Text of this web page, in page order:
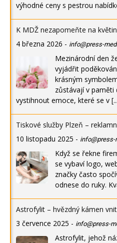
výhodné ceny s pestrou
K MDŽ nezapomeňte na
4 března 2026 - info@press-
Mezinárodní den
vyjádřit
krásným
zůstávají v paměti
vystihnout emoce, které se v
Tiskové služby Plzeň –
10 listopadu 2025 - info@press-
Když se řekne
se vybaví logo,
značky často
odnese do ruky.
Astrofylit – hvězdný kámen
3 července 2025 - info@press-
Astrofylit, jehož